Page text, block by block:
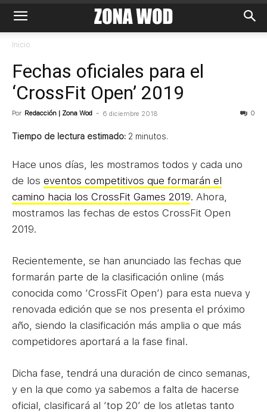
Inicio
Fechas oficiales para el
‘CrossFit Open’ 2019
Por Redacción | Zona Wod - 6 diciembre 2018 0
Tiempo de lectura estimado: 2 minutos.
Hace unos días, les mostramos todos y cada uno
de los eventos competitivos que formarán el
camino hacia los CrossFit Games 2019. Ahora,
mostramos las fechas de estos CrossFit Open
2019.
Recientemente, se han anunciado las fechas que
formarán parte de la clasificación online (más
conocida como ‘CrossFit Open’) para esta nueva y
renovada edición que se nos presenta el próximo
año, siendo la clasificación más amplia o que más
competidores aportará a la fase final.
Dicha fase, tendrá una duración de cinco semanas,
y en la que como ya sabemos a falta de hacerse
oficial, clasificará al ‘top 20’ de los atletas tanto